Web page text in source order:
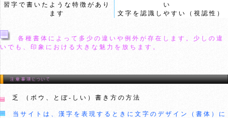
習字で書いたような特徴があり
ます
い
文字を認識しやすい（視認性）
各種書体によって多少の違いや例外が存在します。少しの違
いでも、印象における大きな魅力を放ちます。
乏 （ボウ、とぼ-しい）書き方の方法
当サイトは、漢字を表現するときに文字のデザイン（書体）に